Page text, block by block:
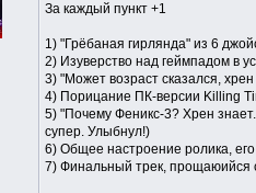
За каждый пункт +1
1) "Грёбаная гирлянда" из 6
2) Изуверство над геймпадом в
3) "Может возраст сказался,
4) Порицание ПК-версии Killing
5) "Почему Феникс-3? Хрен
супер. Улыбнул!)
6) Общее настроение ролика,
7) Финальный трек, прощаюийся